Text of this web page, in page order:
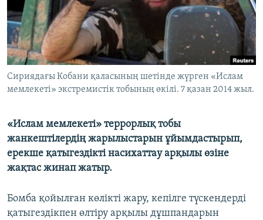
ЖАЗЫЛЫҢЫЗ
Басқа тілдерде
Сириядағы Кобани қаласының шетінде жүрген «Ислам
мемлекеті» экстремистік тобының өкілі. 7 қазан 2014 жыл.
«Ислам мемлекеті» террорлық тобы
жанкештілердің жарылыстарын ұйымдастырып,
ерекше қатыгездікті насихаттау арқылы өзіне
жақтас жинап жатыр.
Бомба қойылған көлікті жару, кепілге түскендерді
қатыгездікпен өлтіру арқылы дұшпандарын